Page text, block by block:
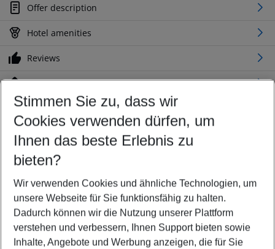
Offer description
Hotel amenities
Reviews
Location
Customize your offer
Find the perfect deal which suits your best
Your departure airport
Any airport
Select your date range
10/08/26–08/08/27 5-8 nights
Who will travel
2 adults No children
Stimmen Sie zu, dass wir
Cookies verwenden dürfen, um
Ihnen das beste Erlebnis zu
bieten?
Wir verwenden Cookies und ähnliche Technologien, um
unsere Webseite für Sie funktionsfähig zu halten.
Dadurch können wir die Nutzung unserer Plattform
verstehen und verbessern, Ihnen Support bieten sowie
Inhalte, Angebote und Werbung anzeigen, die für Sie